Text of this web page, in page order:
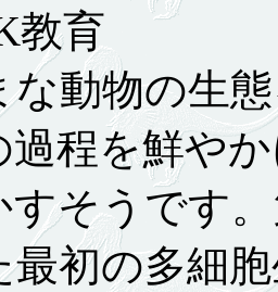
教育
動物の生態
過程を鮮や
そうです
最初の多細